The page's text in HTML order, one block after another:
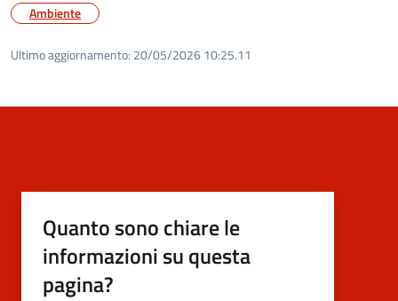
Ambiente
Ultimo aggiornamento: 20/05/2026 10:25.11
Quanto sono chiare le
informazioni su questa
pagina?